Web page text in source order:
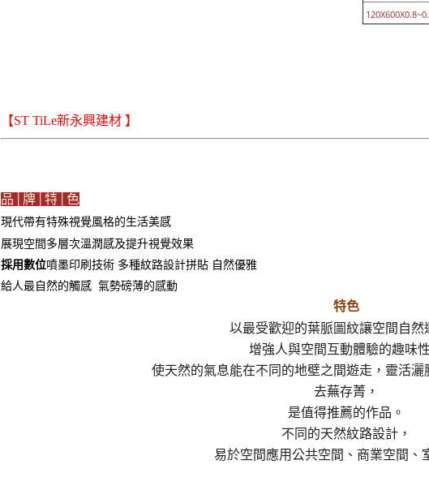
【ST TiLe新永興建材 】
品│牌│特│色
現代帶有特殊視覺風格的生活美感
展現空間多層次溫潤感及提升視覺效果
採用數位噴墨印刷技術 多種紋路設計拼貼 自然優雅
給人最自然的觸感 氣勢磅薄的感動
特色
以最受歡迎的葉脈圖紋讓空間自然
增強人與空間互動體驗的趣味
使天然的氣息能在不同的地壁之間遊走，靈活灑
去蕪存菁，
是值得推薦的作品。
不同的天然紋路設計，
易於空間應用公共空間、商業空間、